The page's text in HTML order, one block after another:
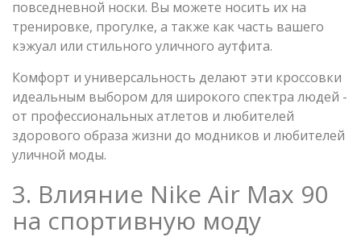
повседневной носки. Вы можете носить их на
тренировке, прогулке, а также как часть вашего
кэжуал или стильного уличного аутфита.
Комфорт и универсальность делают эти кроссовки
идеальным выбором для широкого спектра людей -
от профессиональных атлетов и любителей
здорового образа жизни до модников и любителей
уличной моды.
3. Влияние Nike Air Max 90
на спортивную моду